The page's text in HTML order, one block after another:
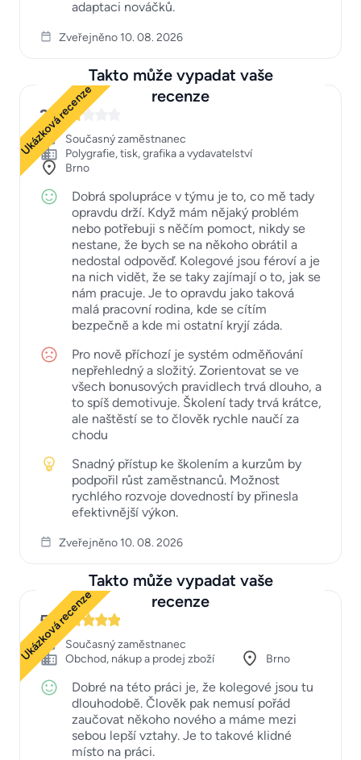
adaptaci nováčků.
Zveřejněno 10. 08. 2026
Takto může vypadat vaše
recenze
Ukázková recenze
2
Současný zaměstnanec
Polygrafie, tisk, grafika a vydavatelství
Brno
Dobrá spolupráce v týmu je to, co mě tady
opravdu drží. Když mám nějaký problém
nebo potřebuji s něčím pomoct, nikdy se
nestane, že bych se na někoho obrátil a
nedostal odpověď. Kolegové jsou féroví a je
na nich vidět, že se taky zajímají o to, jak se
nám pracuje. Je to opravdu jako taková
malá pracovní rodina, kde se cítím
bezpečně a kde mi ostatní kryjí záda.
Pro nově příchozí je systém odměňování
nepřehledný a složitý. Zorientovat se ve
všech bonusových pravidlech trvá dlouho, a
to spíš demotivuje. Školení tady trvá krátce,
ale naštěstí se to člověk rychle naučí za
chodu
Snadný přístup ke školením a kurzům by
podpořil růst zaměstnanců. Možnost
rychlého rozvoje dovedností by přinesla
efektivnější výkon.
Zveřejněno 10. 08. 2026
Takto může vypadat vaše
recenze
Ukázková recenze
5
Současný zaměstnanec
Obchod, nákup a prodej zboží
Brno
Dobré na této práci je, že kolegové jsou tu
dlouhodobě. Člověk pak nemusí pořád
zaučovat někoho nového a máme mezi
sebou lepší vztahy. Je to takové klidné
místo na práci.